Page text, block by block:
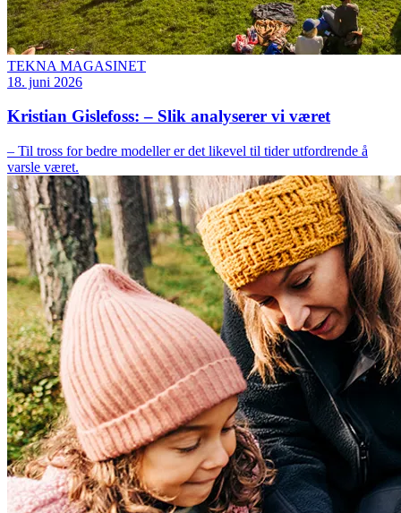
TEKNA MAGASINET
18. juni 2026
Kristian Gislefoss: – Slik analyserer vi været
– Til tross for bedre modeller er det likevel til tider utfordrende å
varsle været.